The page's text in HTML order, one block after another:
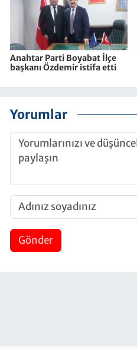
Anahtar Parti Boyabat İlçe
başkanı Özdemir istifa etti
Yorumlar
Gönder